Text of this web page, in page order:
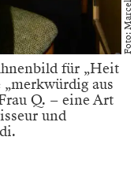
für „Heit
aus
Q. – eine Art
und